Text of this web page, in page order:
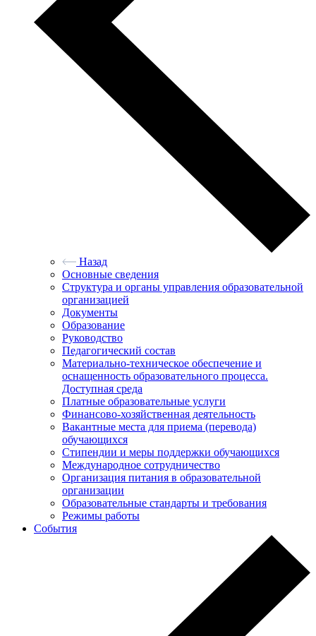
Назад
Основные сведения
Структура и органы управления образовательной
организацией
Документы
Образование
Руководство
Педагогический состав
Материально-техническое обеспечение и
оснащенность образовательного процесса.
Доступная среда
Платные образовательные услуги
Финансово-хозяйственная деятельность
Вакантные места для приема (перевода)
обучающихся
Стипендии и меры поддержки обучающихся
Международное сотрудничество
Организация питания в образовательной
организации
Образовательные стандарты и требования
Режимы работы
События